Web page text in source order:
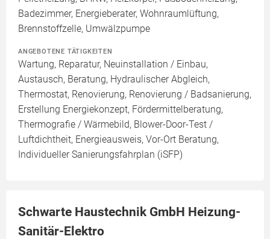
Badezimmer, Energieberater, Wohnraumlüftung,
Brennstoffzelle, Umwälzpumpe
ANGEBOTENE TÄTIGKEITEN
Wartung, Reparatur, Neuinstallation / Einbau,
Austausch, Beratung, Hydraulischer Abgleich,
Thermostat, Renovierung, Renovierung / Badsanierung,
Erstellung Energiekonzept, Fördermittelberatung,
Thermografie / Wärmebild, Blower-Door-Test /
Luftdichtheit, Energieausweis, Vor-Ort Beratung,
Individueller Sanierungsfahrplan (iSFP)
Schwarte Haustechnik GmbH Heizung-
Sanitär-Elektro